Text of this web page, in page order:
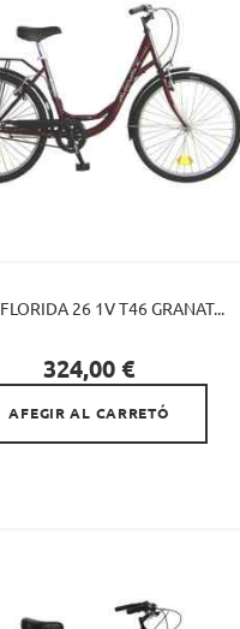
26 1V T46 GRANAT...
Preu
324,00 €

AFEGIR AL CARRETÓ